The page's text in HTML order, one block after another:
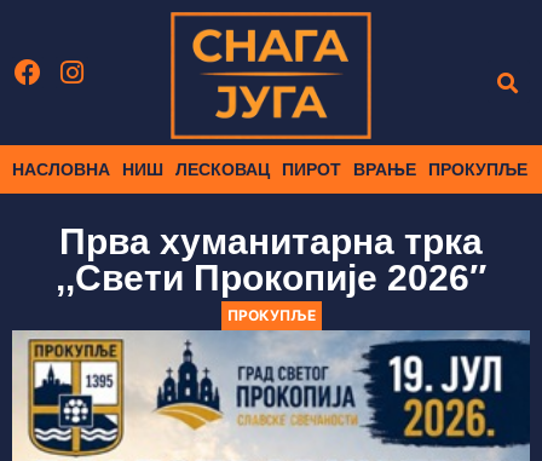
НАСЛОВНА НИШ ЛЕСКОВАЦ ПИРОТ ВРАЊЕ ПРОКУПЉЕ
Прва хуманитарна трка
,,Свети Прокопије 2026″
ПРОКУПЉЕ